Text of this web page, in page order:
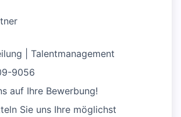
| Talentmanagement
9056
auf Ihre Bewerbung!
Sie uns Ihre möglichst